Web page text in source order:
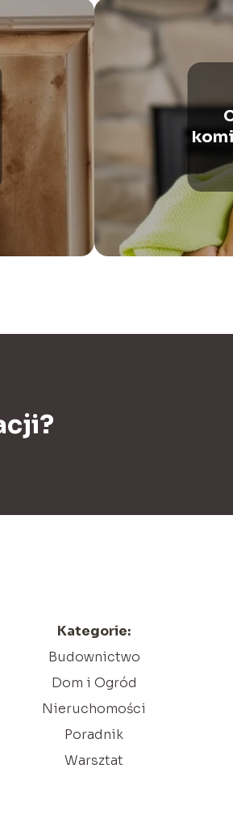
Kategorie:
Budownictwo
Dom i Ogród
Nieruchomości
Poradnik
Warsztat